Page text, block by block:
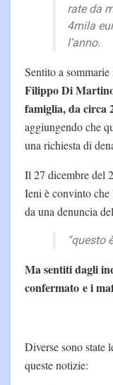
rate da
4mila
l’anno.
Sentito a
Filippo Di
famiglia, da circa
aggiungendo che
una richiesta di
Il 27 dicembre del
Ieni è convinto
da una denuncia
“questo
Ma sentiti dagli
confermato e i
Diverse sono state
queste notizie: